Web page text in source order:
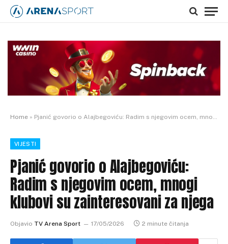
Home » Pjanić govorio o Alajbegoviću: Radim s njegovim ocem, mnogi klubovi su zainteresovani za njega
VIJESTI
Pjanić govorio o Alajbegoviću:
Radim s njegovim ocem, mnogi
klubovi su zainteresovani za njega
Objavio TV Arena Sport 17/05/2026 2 minute čitanja